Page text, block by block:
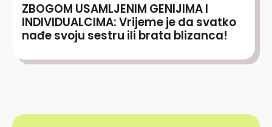
ZBOGOM USAMLJENIM GENIJIMA I
INDIVIDUALCIMA: Vrijeme je da svatko
nađe svoju sestru ili brata blizanca!